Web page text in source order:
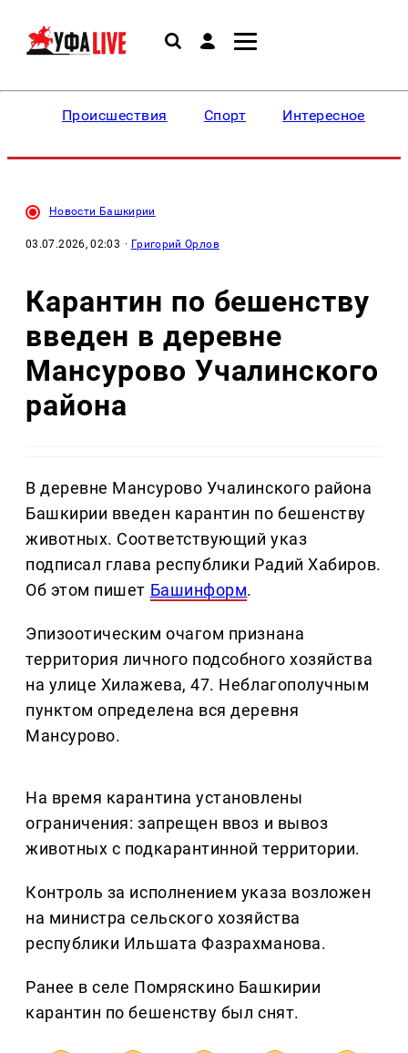
Происшествия Спорт Интересное
Новости Башкирии
03.07.2026, 02:03 · Григорий Орлов
Карантин по бешенству
введен в деревне
Мансурово Учалинского
района
В деревне Мансурово Учалинского района
Башкирии введен карантин по бешенству
животных. Соответствующий указ
подписал глава республики Радий Хабиров.
Об этом пишет Башинформ.
Эпизоотическим очагом признана
территория личного подсобного хозяйства
на улице Хилажева, 47. Неблагополучным
пунктом определена вся деревня
Мансурово.
На время карантина установлены
ограничения: запрещен ввоз и вывоз
животных с подкарантинной территории.
Контроль за исполнением указа возложен
на министра сельского хозяйства
республики Ильшата Фазрахманова.
Ранее в селе Помряскино Башкирии
карантин по бешенству был снят.